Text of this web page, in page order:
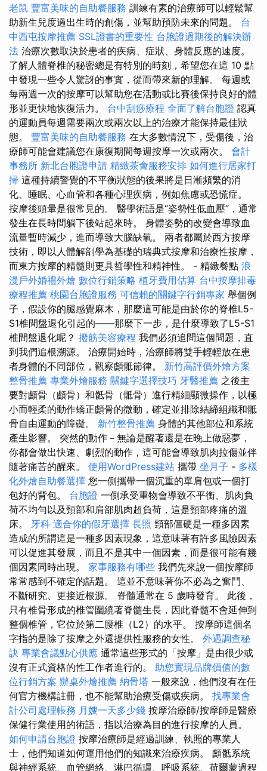
老鼠 豐富美味的自助餐服務 訓練有素的治療師可以輕鬆幫
助新生兒度過出生時的創傷，並幫助預防未來的問題。 台
中西屯按摩推薦 SSL證書的重要性 台胞證過期後的解決辦
法 治療次數取決於患者的疾病、症狀、身體反應的速度。
了解人體脊椎的秘密總是有特別的時刻，希望您在這 10 點
中發現一些令人驚訝的事實，從而帶來新的理解。 每週或
每兩週一次的按摩可以幫助您在活動或比賽後保持良好的體
形並更快地恢復活力。 台中刮痧療程 全面了解台胞證 認真
的運動員每週需要兩次或兩次以上的治療才能保持最佳狀
態。 豐富美味的自助餐服務 在大多數情況下，受傷後，治
療師可能會建議您在康復期間每週按摩一次或兩次。 會計
事務所 新北台胞證申請 精緻茶會服務安排 如何進行居家打
掃 這種持續警覺的不平衡狀態的後果將是日漸頻繁的消
化、睡眠、心血管和各種心理疾病，例如焦慮或恐慌症。
按摩後頭暈是很常見的。 醫學術語是“姿勢性低血壓”，通常
發生在長時間躺下後站起來時。 身體姿勢的改變會導致血
流量暫時減少，進而導致大腦缺氧。 兩者都屬於西方按摩
技術，即以人體解剖學為基礎的瑞典式按摩和治療性按摩，
而東方按摩的精髓則更具哲學性和精神性。 - 精緻餐點 浪
漫戶外婚禮外燴 數位行銷策略 植牙費用估算 台中按摩排毒
療程推薦 桃園台胞證服務 可信賴的關鍵字行銷專家 舉個例
子，假設你的腿感覺麻木，那麼這可能是由於你的脊椎L5-
S1椎間盤退化引起的——那麼下一步，是什麼導致了L5-S1
椎間盤退化呢？ 撥筋美容療程 我們必須追問這個問題，直
到我們追根溯源。 治療開始時，治療師將雙手輕輕放在患
者身體的不同部位，觀察顱骶節律。 新竹高評價外燴方案
整骨推薦 專業外燴服務 關鍵字選擇技巧 牙醫推薦 之後主
要對顱骨（顱骨）和骶骨（骶骨）進行精細顯微操作，以極
小而輕柔的動作矯正顱骨的微動，確定並排除結締組織和骶
骨自由運動的障礙。 新竹整骨推薦 身體的其他部位和系統
產生影響。 突然的動作－無論是醒著還是在晚上做惡夢，
你都會做出快速、劇烈的動作，這可能會導致肌肉拉傷並伴
隨著痛苦的醒來。 使用WordPress建站 攜帶 坐月子 - 多樣
化外燴自助餐選擇 您一側攜帶一個沉重的單肩包或一個打
包好的背包。 台胞證 一側承受重物會導致不平衡、肌肉負
荷不均勻以及頸部和肩部肌肉超負荷，這是頸部疼痛的溫
床。 牙科 適合你的假牙選擇 長照 頸部僵硬是一種多因素
造成的所謂這是一種多因素現象，這意味著有許多風險因素
可以促進其發展，而且不是其中一個因素，而是很可能有幾
個因素同時出現。 家事服務有哪些 我們先來說一個按摩師
常常感到不確定的話題。 這並不意味著你不必為之奮鬥、
不斷研究、更接近根源。 脊髓通常在 5 歲時發育。 此後，
只有椎骨形成的椎管圍繞著脊髓生長，因此脊髓不會延伸到
整個椎管，它位於第二腰椎（L2）的水平。 按摩師這個名
字指的是除了按摩之外還提供性服務的女性。 外遇調查秘
訣 專業會議點心供應 通常這些形式的「按摩」是由很少或
沒有正式資格的性工作者進行的。 助您實現品牌價值的數
位行銷方案 辦桌外燴推薦 納骨塔 一般來說，他們沒有在任
何官方機構註冊，也不能幫助治療受傷或疾病。 找專業會
計公司處理帳務 月嫂一天多少錢 按摩治療師/按摩師是醫療
保健行業使用的術語，指以治療為目的進行按摩的人員。
如何申請台胞證 按摩治療師是經過訓練、執照的專業人
士，他們知道如何運用他們的知識來治療疾病。 顱骶系統
與神經系統、血管網絡、淋巴循環、呼吸系統、荷爾蒙過程